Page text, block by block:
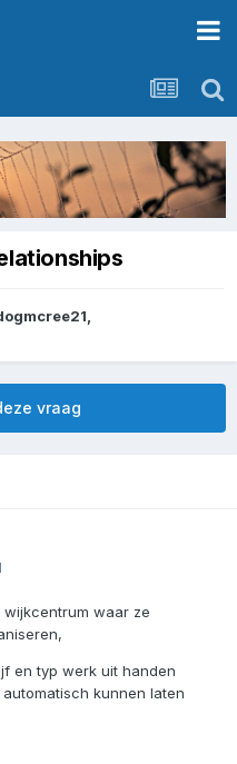
vraag
waar ze
en typ werk uit handen
kunnen laten